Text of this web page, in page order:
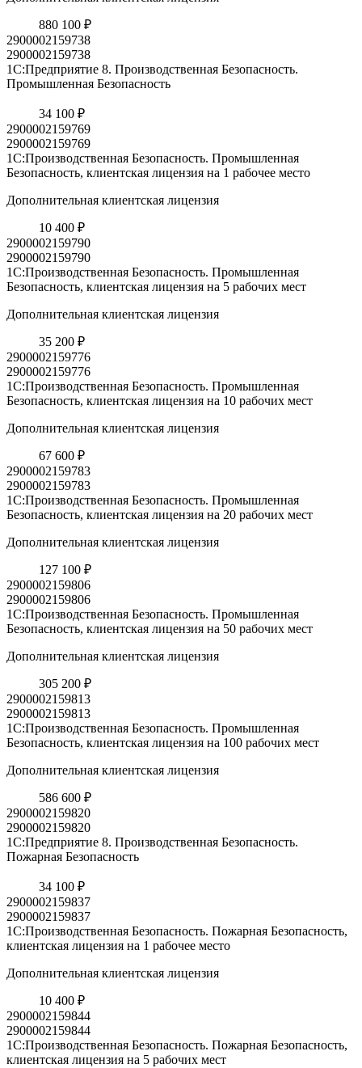
880 100 ₽
2900002159738
2900002159738
1С:Предприятие 8. Производственная Безопасность.
Промышленная Безопасность
34 100 ₽
2900002159769
2900002159769
1С:Производственная Безопасность. Промышленная
Безопасность, клиентская лицензия на 1 рабочее место
Дополнительная клиентская лицензия
10 400 ₽
2900002159790
2900002159790
1С:Производственная Безопасность. Промышленная
Безопасность, клиентская лицензия на 5 рабочих мест
Дополнительная клиентская лицензия
35 200 ₽
2900002159776
2900002159776
1С:Производственная Безопасность. Промышленная
Безопасность, клиентская лицензия на 10 рабочих мест
Дополнительная клиентская лицензия
67 600 ₽
2900002159783
2900002159783
1С:Производственная Безопасность. Промышленная
Безопасность, клиентская лицензия на 20 рабочих мест
Дополнительная клиентская лицензия
127 100 ₽
2900002159806
2900002159806
1С:Производственная Безопасность. Промышленная
Безопасность, клиентская лицензия на 50 рабочих мест
Дополнительная клиентская лицензия
305 200 ₽
2900002159813
2900002159813
1С:Производственная Безопасность. Промышленная
Безопасность, клиентская лицензия на 100 рабочих мест
Дополнительная клиентская лицензия
586 600 ₽
2900002159820
2900002159820
1С:Предприятие 8. Производственная Безопасность.
Пожарная Безопасность
34 100 ₽
2900002159837
2900002159837
1С:Производственная Безопасность. Пожарная Безопасность,
клиентская лицензия на 1 рабочее место
Дополнительная клиентская лицензия
10 400 ₽
2900002159844
2900002159844
1С:Производственная Безопасность. Пожарная Безопасность,
клиентская лицензия на 5 рабочих мест